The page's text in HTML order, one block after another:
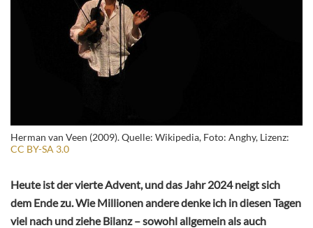
Herman van Veen (2009). Quelle: Wikipedia, Foto: Anghy, Lizenz:
CC BY-SA 3.0
Heute ist der vierte Advent, und das Jahr 2024 neigt sich
dem Ende zu. Wie Millionen andere denke ich in diesen Tagen
viel nach und ziehe Bilanz – sowohl allgemein als auch